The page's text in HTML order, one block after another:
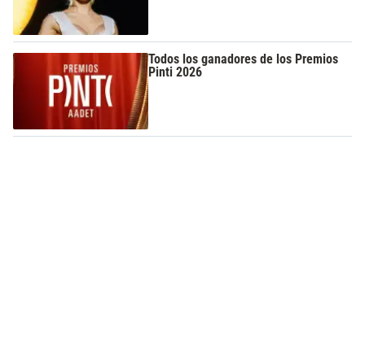
Todos los ganadores de los Premios
Pinti 2026